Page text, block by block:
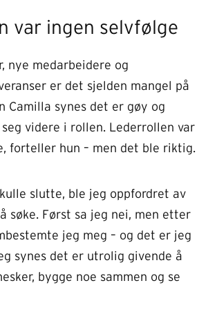
var ingen selvfølge
nye medarbeidere og
er det sjelden mangel på
Camilla synes det er gøy og
videre i rollen. Lederrollen var
forteller hun – men det ble riktig.
slutte, ble jeg oppfordret av
søke. Først sa jeg nei, men etter
jeg meg – og det er jeg
synes det er utrolig givende å
bygge noe sammen og se